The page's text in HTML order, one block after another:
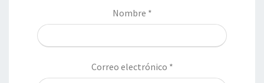
Nombre *
Correo electrónico *